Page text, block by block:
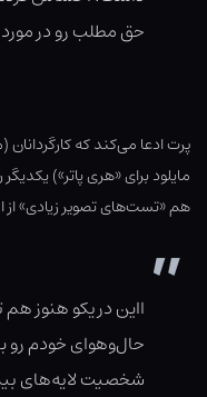
حق مطلب رو در
پرت ادعا می‌کند که
مایلود برای «هری پاتر»)
هم «تست‌های تصویر زیادی» از
ااین دریکو هنوز
حال‌وهوای خودم رو
شخصیت لایه‌های